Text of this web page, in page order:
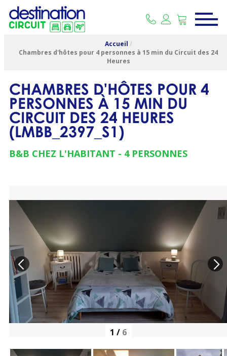
Accueil /
Chambres d'hôtes pour 4 personnes à 15 min du Circuit des 24
Heures
CHAMBRES D'HÔTES POUR 4
PERSONNES À 15 MIN DU
CIRCUIT DES 24 HEURES
(LMBB_2397_S1)
B&B CHEZ L'HABITANT 4 PERSONNES
1 / 6